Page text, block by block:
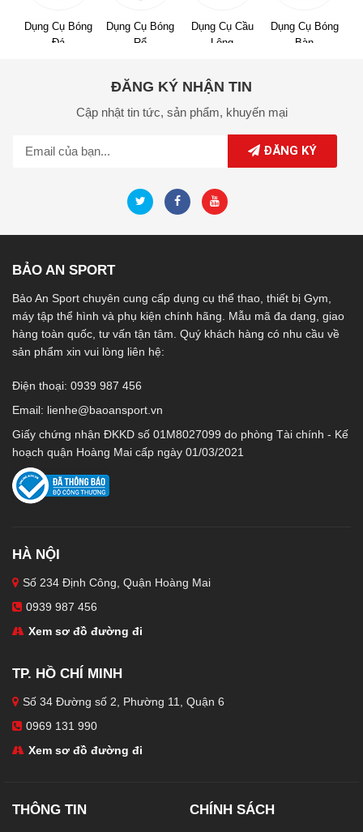
Dụng Cụ Bóng
Đá
Dụng Cụ Bóng
Rổ
Dụng Cụ Cầu
Lông
Dụng Cụ Bóng
Bàn
ĐĂNG KÝ NHẬN TIN
Cập nhật tin tức, sản phẩm, khuyến mại
ĐĂNG KÝ
BẢO AN SPORT
Bảo An Sport chuyên cung cấp dụng cụ thể thao, thiết bị Gym,
máy tập thể hình và phụ kiện chính hãng. Mẫu mã đa dạng, giao
hàng toàn quốc, tư vấn tận tâm. Quý khách hàng có nhu cầu về
sản phẩm xin vui lòng liên hệ:
Điện thoại: 0939 987 456
Email: lienhe@baoansport.vn
Giấy chứng nhận ĐKKD số 01M8027099 do phòng Tài chính - Kế
hoạch quận Hoàng Mai cấp ngày 01/03/2021
HÀ NỘI
Số 234 Định Công, Quận Hoàng Mai
0939 987 456
Xem sơ đồ đường đi
TP. HỒ CHÍ MINH
Số 34 Đường số 2, Phường 11, Quận 6
0969 131 990
Xem sơ đồ đường đi
THÔNG TIN CHÍNH SÁCH